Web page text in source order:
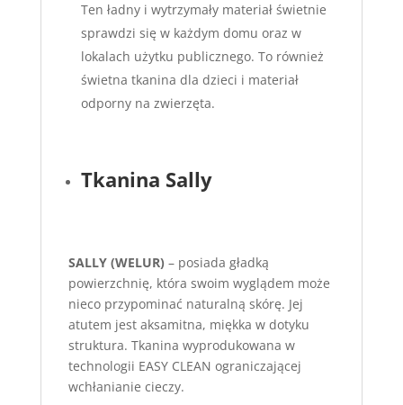
Ten ładny i wytrzymały materiał świetnie
sprawdzi się w każdym domu oraz w
lokalach użytku publicznego. To również
świetna tkanina dla dzieci i materiał
odporny na zwierzęta.
Tkanina Sally
SALLY (WELUR) – posiada gładką
powierzchnię, która swoim wyglądem może
nieco przypominać naturalną skórę. Jej
atutem jest aksamitna, miękka w dotyku
struktura. Tkanina wyprodukowana w
technologii EASY CLEAN ograniczającej
wchłanianie cieczy.